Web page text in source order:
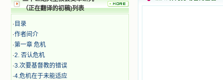
（正在翻译的初稿)列表
· 目录
·作者间介
·第一章 危机
·2. 否认危机
·3.次要基督教的错误
·4.危机在于未能适应